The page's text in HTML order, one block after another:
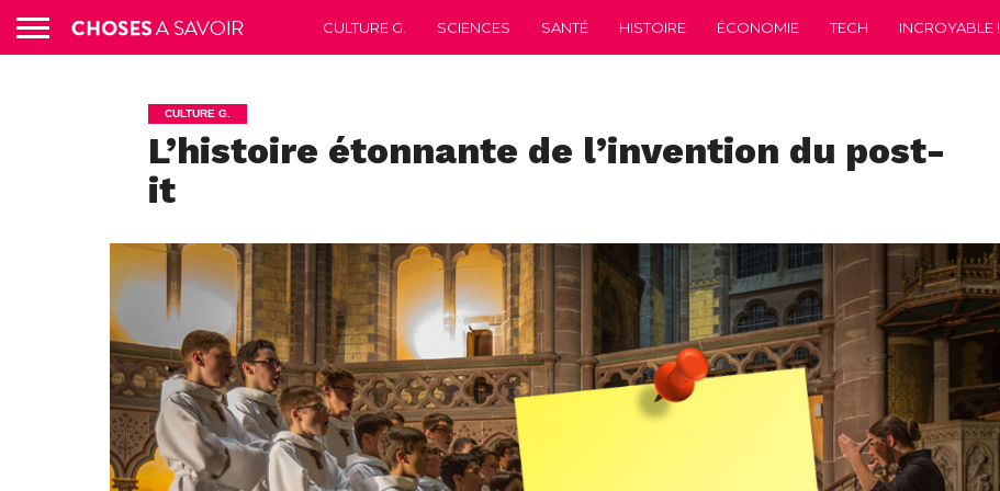
CULTURE G. SCIENCES SANTÉ HISTOIRE ÉCONOMIE TECH INCROYABLE !
CULTURE G.
L’histoire étonnante de l’invention du post-
it